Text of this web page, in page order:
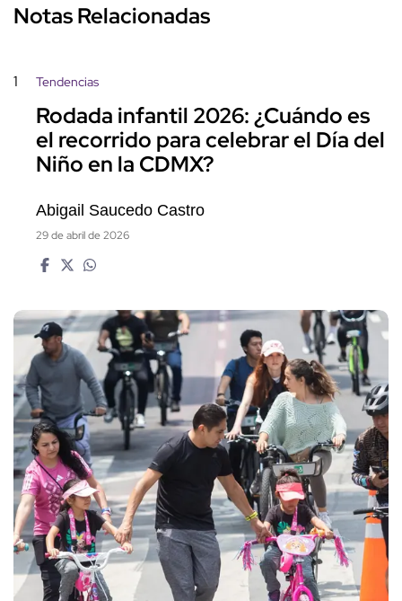
Notas Relacionadas
1 Tendencias
Rodada infantil 2026: ¿Cuándo es
el recorrido para celebrar el Día del
Niño en la CDMX?
Abigail Saucedo Castro
29 de abril de 2026